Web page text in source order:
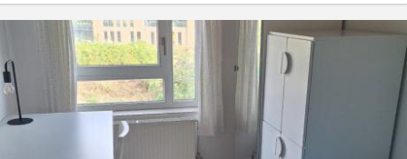
KV 1465
familiale à Lauzelle (Louvain-la-Neuve) Nous proposons une
chambre meublée à louer dans une maison familiale située dans
le quartier résidentiel de Lauzelle, à Louvain-la-Neuve. La maison
est partagée avec la propriétaire, un étudiant en Erasmus à
UCLouvain et un élève en retho au LMV. 🔹...